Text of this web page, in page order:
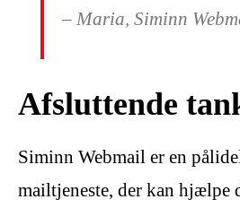
– Maria, Siminn
Afsluttende
Siminn Webmail er en
mailtjeneste, der kan hjælpe